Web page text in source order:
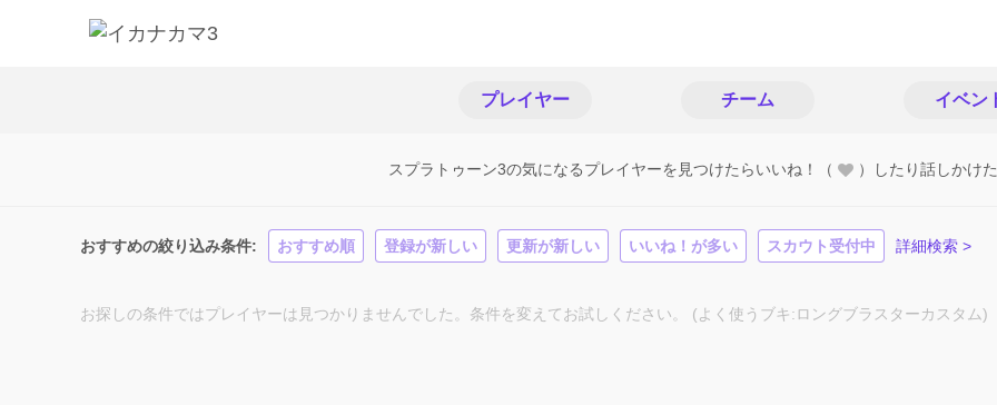
プレイヤー チーム イベン
スプラトゥーン3の気になるプレイヤーを見つけたらいいね！（ ）したり話しかけ
おすすめの絞り込み条件 おすすめ順 登録が新しい 更新が新しい いいね！が多い スカウト受付中 詳細検索 >
お探しの条件ではプレイヤーは見つかりませんでした。条件を変えてお試しください。 (よく使うブキ:ロングブラスターカスタム)